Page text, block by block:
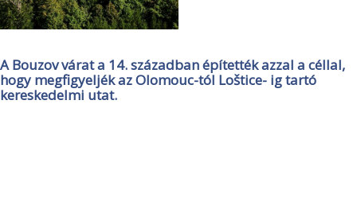
A Bouzov várat a 14. században építették azzal a céllal,
hogy megfigyeljék az Olomouc-tól Loštice- ig tartó
kereskedelmi utat.